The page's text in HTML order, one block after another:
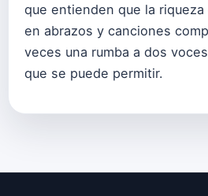
que entienden que la
en abrazos y canciones
veces una rumba a dos
que se puede permitir.